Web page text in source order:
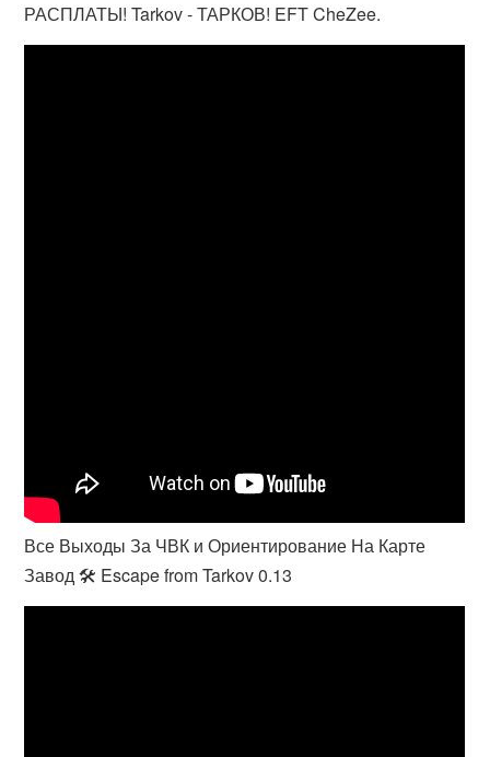
РАСПЛАТЫ! Tarkov - ТАРКОВ! EFT CheZee.
Все Выходы За ЧВК и Ориентирование На Карте
Завод 🛠️ Escape from Tarkov 0.13